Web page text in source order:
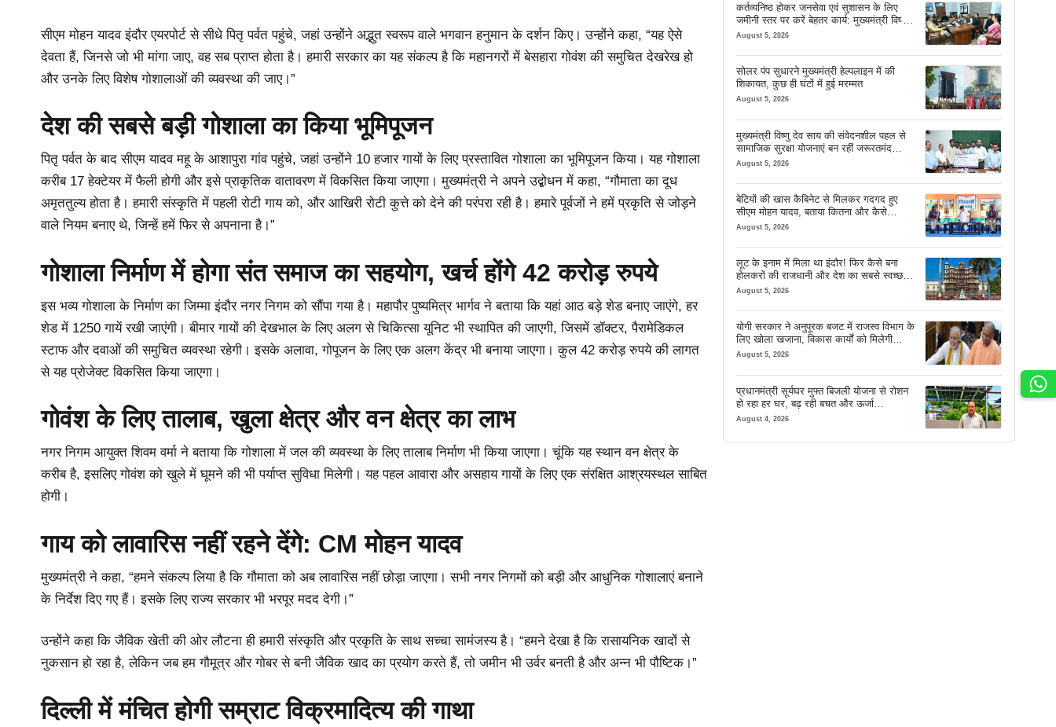
सीएम मोहन यादव इंदौर एयरपोर्ट से सीधे पितृ पर्वत पहुंचे, जहां उन्होंने अद्भुत स्वरूप वाले भगवान हनुमान के दर्शन किए। उन्होंने कहा, “यह ऐसे
देवता हैं, जिनसे जो भी मांगा जाए, वह सब प्राप्त होता है। हमारी सरकार का यह संकल्प है कि महानगरों में बेसहारा गोवंश की समुचित देखरेख हो
और उनके लिए विशेष गोशालाओं की व्यवस्था की जाए।”
देश की सबसे बड़ी गोशाला का किया भूमिपूजन
पितृ पर्वत के बाद सीएम यादव महू के आशापुरा गांव पहुंचे, जहां उन्होंने 10 हजार गायों के लिए प्रस्तावित गोशाला का भूमिपूजन किया। यह गोशाला
करीब 17 हेक्टेयर में फैली होगी और इसे प्राकृतिक वातावरण में विकसित किया जाएगा। मुख्यमंत्री ने अपने उद्बोधन में कहा, “गौमाता का दूध
अमृततुल्य होता है। हमारी संस्कृति में पहली रोटी गाय को, और आखिरी रोटी कुत्ते को देने की परंपरा रही है। हमारे पूर्वजों ने हमें प्रकृति से जोड़ने
वाले नियम बनाए थे, जिन्हें हमें फिर से अपनाना है।”
गोशाला निर्माण में होगा संत समाज का सहयोग, खर्च होंगे 42 करोड़ रुपये
इस भव्य गोशाला के निर्माण का जिम्मा इंदौर नगर निगम को सौंपा गया है। महापौर पुष्यमित्र भार्गव ने बताया कि यहां आठ बड़े शेड बनाए जाएंगे, हर
शेड में 1250 गायें रखी जाएंगी। बीमार गायों की देखभाल के लिए अलग से चिकित्सा यूनिट भी स्थापित की जाएगी, जिसमें डॉक्टर, पैरामेडिकल
स्टाफ और दवाओं की समुचित व्यवस्था रहेगी। इसके अलावा, गोपूजन के लिए एक अलग केंद्र भी बनाया जाएगा। कुल 42 करोड़ रुपये की लागत
से यह प्रोजेक्ट विकसित किया जाएगा।
गोवंश के लिए तालाब, खुला क्षेत्र और वन क्षेत्र का लाभ
नगर निगम आयुक्त शिवम वर्मा ने बताया कि गोशाला में जल की व्यवस्था के लिए तालाब निर्माण भी किया जाएगा। चूंकि यह स्थान वन क्षेत्र के
करीब है, इसलिए गोवंश को खुले में घूमने की भी पर्याप्त सुविधा मिलेगी। यह पहल आवारा और असहाय गायों के लिए एक संरक्षित आश्रयस्थल साबित
होगी।
गाय को लावारिस नहीं रहने देंगे: CM मोहन यादव
मुख्यमंत्री ने कहा, “हमने संकल्प लिया है कि गौमाता को अब लावारिस नहीं छोड़ा जाएगा। सभी नगर निगमों को बड़ी और आधुनिक गोशालाएं बनाने
के निर्देश दिए गए हैं। इसके लिए राज्य सरकार भी भरपूर मदद देगी।”
उन्होंने कहा कि जैविक खेती की ओर लौटना ही हमारी संस्कृति और प्रकृति के साथ सच्चा सामंजस्य है। “हमने देखा है कि रासायनिक खादों से
नुकसान हो रहा है, लेकिन जब हम गौमूत्र और गोबर से बनी जैविक खाद का प्रयोग करते हैं, तो जमीन भी उर्वर बनती है और अन्न भी पौष्टिक।”
दिल्ली में मंचित होगी सम्राट विक्रमादित्य की गाथा
कर्तव्यनिष्ठ होकर जनसेवा एवं सुशासन के लिए
जमीनी स्तर पर करें बेहतर कार्य: मुख्यमंत्री विष्णु
देव साय
August 5, 2026
सोलर पंप सुधारने मुख्यमंत्री हेल्पलाइन में की
शिकायत, कुछ ही घंटों में हुई मरम्मत
August 5, 2026
मुख्यमंत्री विष्णु देव साय की संवेदनशील पहल से
सामाजिक सुरक्षा योजनाएं बन रहीं जरूरतमंद
परिवारों का मजबूत सहारा
August 5, 2026
बेटियों की खास कैबिनेट से मिलकर गदगद हुए
सीएम मोहन यादव, बताया कितना और कैसे
इस्तेमाल करें AI
August 5, 2026
लूट के इनाम में मिला था इंदौर! फिर कैसे बना
होलकरों की राजधानी और देश का सबसे स्वच्छ
शहर? जानें पूरी कहानी
August 5, 2026
योगी सरकार ने अनुपूरक बजट में राजस्व विभाग के
लिए खोला खजाना, विकास कार्यों को मिलेगी
रफ्तार
August 5, 2026
प्रधानमंत्री सूर्यघर मुफ्त बिजली योजना से रोशन
हो रहा हर घर, बढ़ रही बचत और ऊर्जा
आत्मनिर्भरता
August 4, 2026